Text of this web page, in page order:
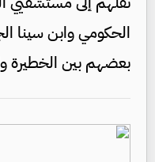
الحكومي وابن سينا
بعضهم بين الخطيرة